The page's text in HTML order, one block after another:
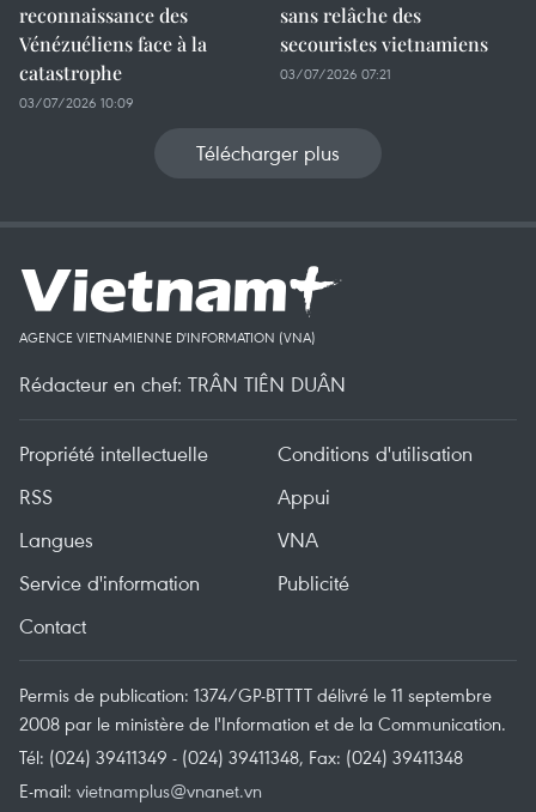
reconnaissance des
Vénézuéliens face à la
catastrophe
03/07/2026 10:09
sans relâche des
secouristes vietnamiens
03/07/2026 07:21
Télécharger plus
AGENCE VIETNAMIENNE D'INFORMATION (VNA)
Rédacteur en chef: TRÂN TIÊN DUÂN
Propriété intellectuelle
Conditions d'utilisation
RSS
Appui
Langues
VNA
Service d'information
Publicité
Contact
Permis de publication: 1374/GP-BTTTT délivré le 11 septembre
2008 par le ministère de l'Information et de la Communication.
Tél: (024) 39411349 - (024) 39411348, Fax: (024) 39411348
E-mail: vietnamplus@vnanet.vn